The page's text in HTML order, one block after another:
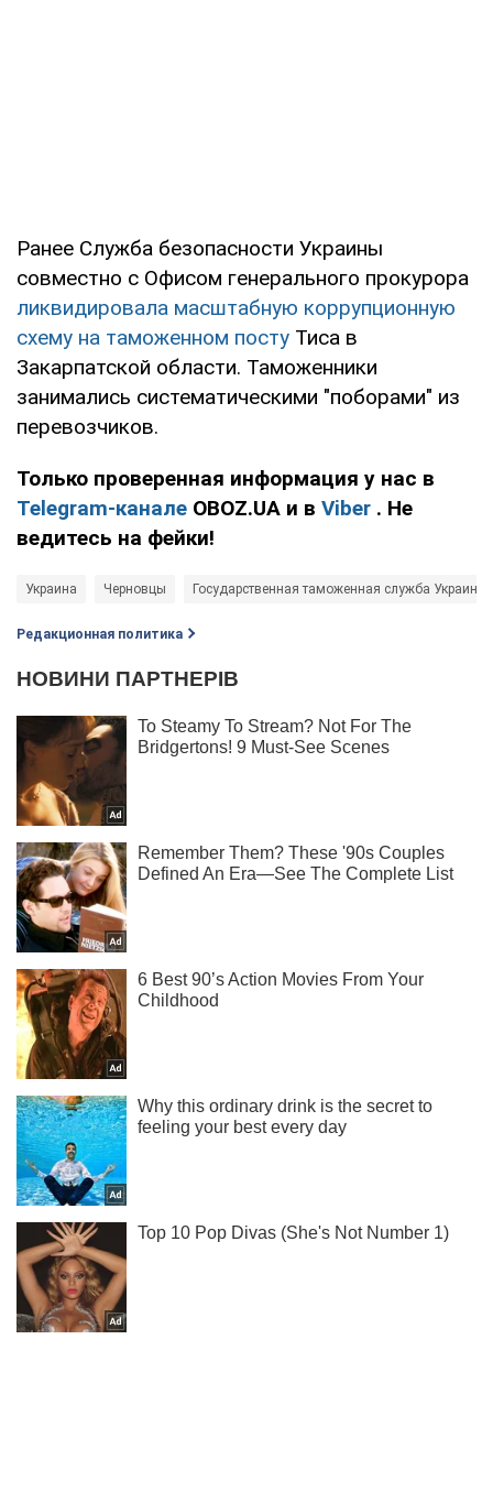
Ранее Служба безопасности Украины
совместно с Офисом генерального прокурора
ликвидировала масштабную коррупционную
схему на таможенном посту Тиса в
Закарпатской области. Таможенники
занимались систематическими "поборами" из
перевозчиков.
Только проверенная информация у нас в
Telegram-канале OBOZ.UA и в Viber . Не
ведитесь на фейки!
Украина Черновцы Государственная таможенная служба Украины
Редакционная политика